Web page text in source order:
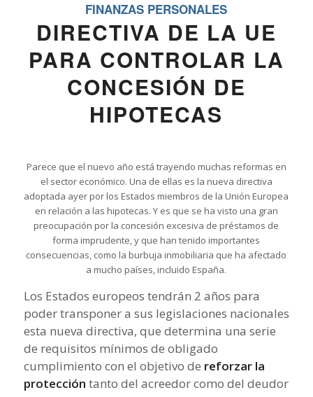
FINANZAS PERSONALES
DIRECTIVA DE LA UE
PARA CONTROLAR LA
CONCESIÓN DE
HIPOTECAS
Parece que el nuevo año está trayendo muchas reformas en
el sector económico. Una de ellas es la nueva directiva
adoptada ayer por los Estados miembros de la Unión Europea
en relación a las hipotecas. Y es que se ha visto una gran
preocupación por la concesión excesiva de préstamos de
forma imprudente, y que han tenido importantes
consecuencias, como la burbuja inmobiliaria que ha afectado
a mucho países, incluido España.
Los Estados europeos tendrán 2 años para
poder transponer a sus legislaciones nacionales
esta nueva directiva, que determina una serie
de requisitos mínimos de obligado
cumplimiento con el objetivo de reforzar la
protección tanto del acreedor como del deudor